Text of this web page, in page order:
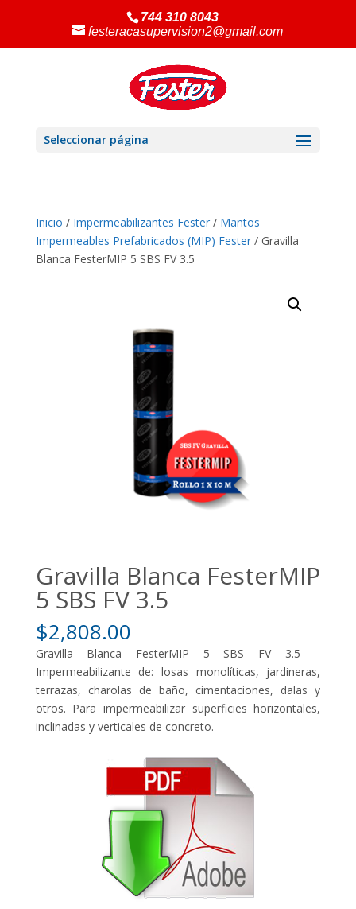
744 310 8043
festeracasupervision2@gmail.com
Seleccionar página
Inicio / Impermeabilizantes Fester/ Mantos
Impermeables Prefabricados (MIP) Fester/ Gravilla
Blanca FesterMIP 5 SBS FV 3.5
Gravilla Blanca FesterMIP
5 SBS FV 3.5
$2,808.00
Gravilla Blanca FesterMIP 5 SBS FV 3.5 –
Impermeabilizante de: losas monolíticas, jardineras,
terrazas, charolas de baño, cimentaciones, dalas y
otros. Para impermeabilizar superficies horizontales,
inclinadas y verticales de concreto.